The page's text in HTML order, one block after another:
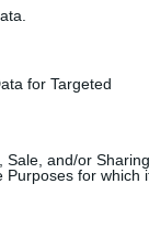
for Targeted
Sale, and/or Sharing
Purposes for which